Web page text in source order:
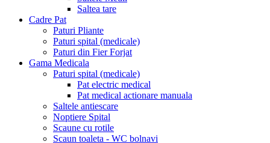
Saltea tare
Cadre Pat
Paturi Pliante
Paturi spital (medicale)
Paturi din Fier Forjat
Gama Medicala
Paturi spital (medicale)
Pat electric medical
Pat medical actionare manuala
Saltele antiescare
Noptiere Spital
Scaune cu rotile
Scaun toaleta - WC bolnavi